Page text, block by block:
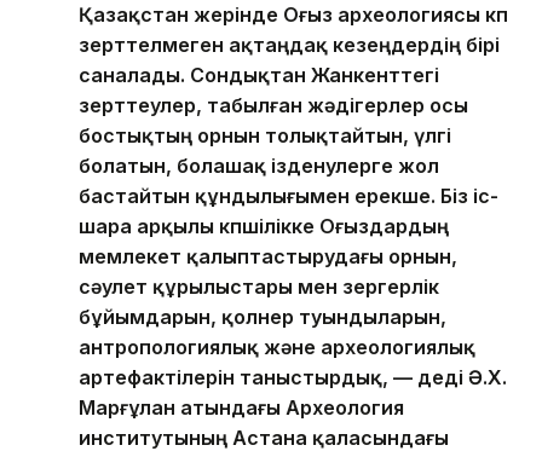
Қазақстан жерінде Оғыз археологиясы көп
зерттелмеген ақтаңдақ кезеңдердің бірі
саналады. Сондықтан Жанкенттегі
зерттеулер, табылған жәдігерлер осы
бостықтың орнын толықтайтын, үлгі
болатын, болашақ ізденулерге жол
бастайтын құндылығымен ерекше. Біз іс-
шара арқылы көпшілікке Оғыздардың
мемлекет қалыптастырудағы орнын,
сәулет құрылыстары мен зергерлік
бұйымдарын, қолөнер туындыларын,
антропологиялық және археологиялық
артефактілерін таныстырдық, — деді Ә.Х.
Марғұлан атындағы Археология
институтының Астана қаласындағы